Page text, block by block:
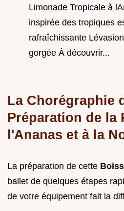
Limonade Tropicale à
inspirée des tropiques
rafraîchissante
gorgée À découvrir...
La Chorégraphie
Préparation de la
l'Ananas et à la
La préparation de cette
ballet de quelques étapes
de votre équipement fait la